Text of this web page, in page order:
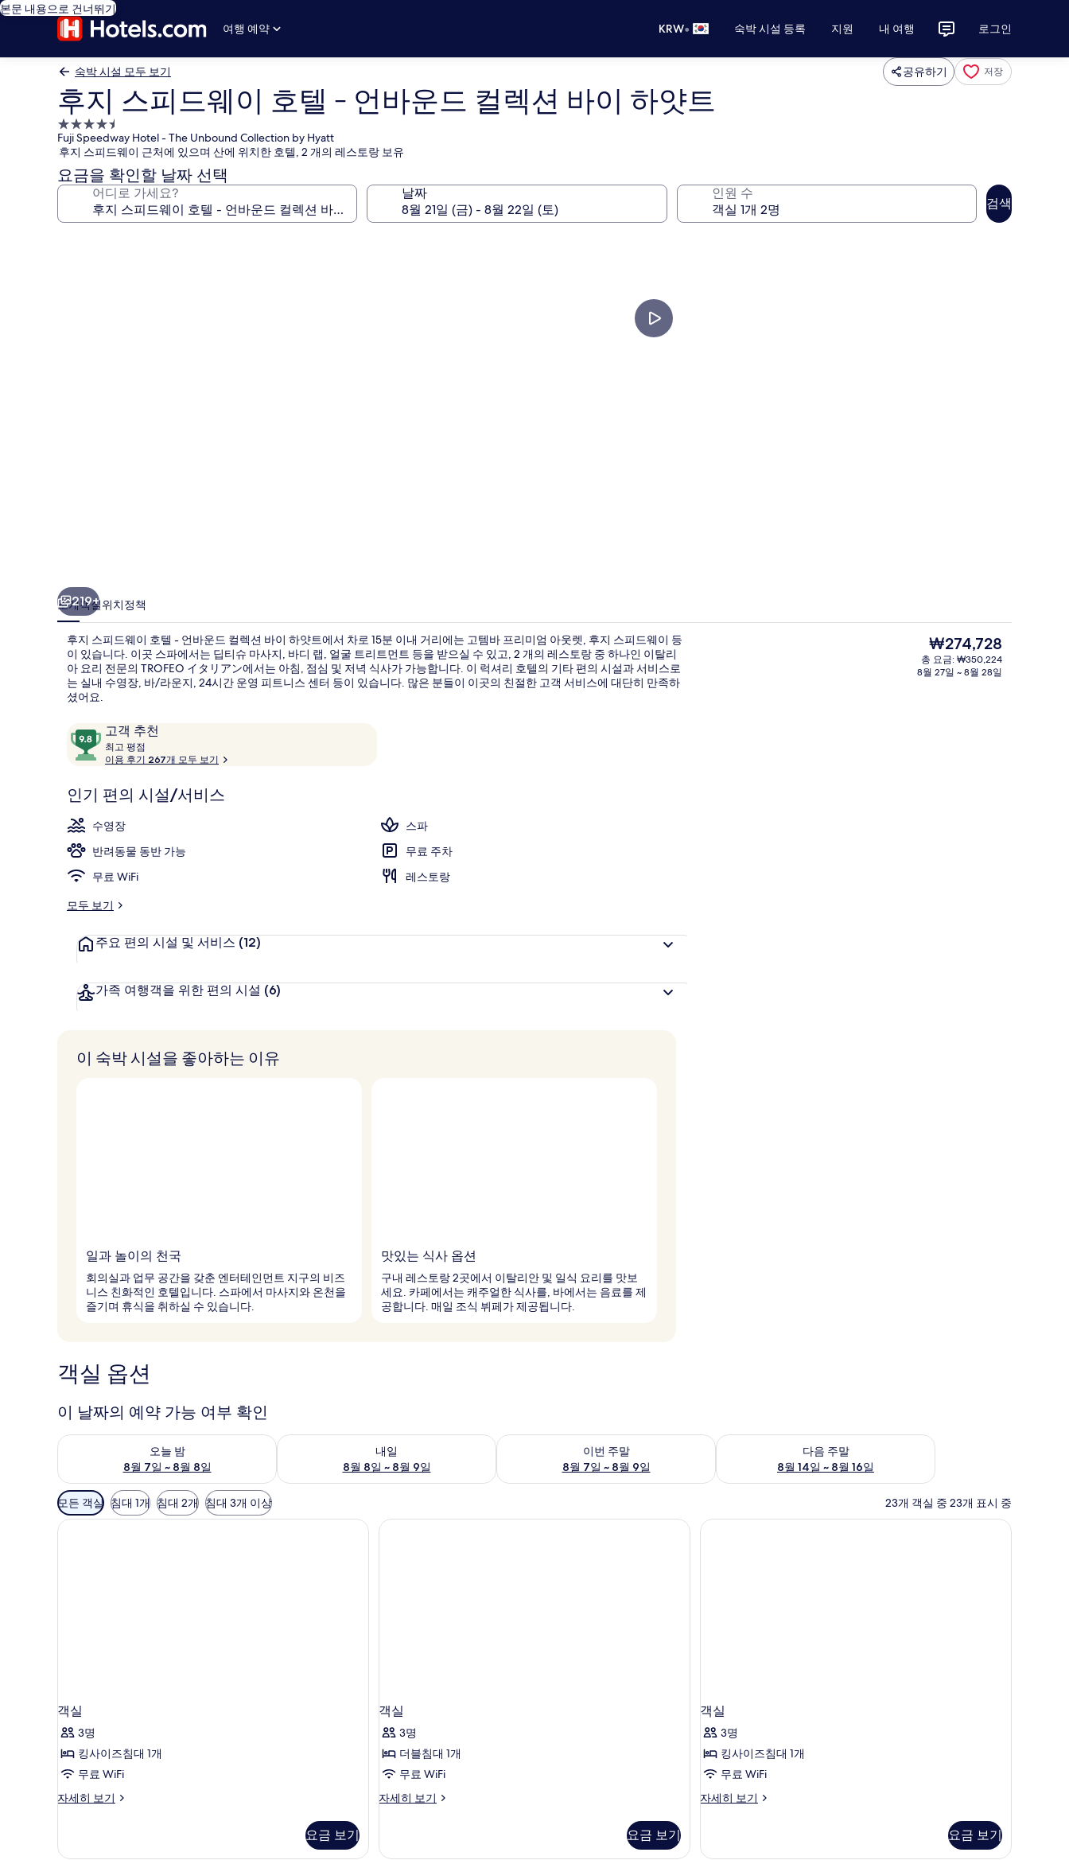
본문 내용으로 건너뛰기
여행 예약
KRW• 숙박 시설 등록 지원 내 여행 로그인
숙박 시설 모두 보기 공유하기 저장
후지 스피드웨이 호텔 - 언바운드 컬렉션 바이 하얏트
4.5
성
급
숙
박
Fuji Speedway Hotel - The Unbound Collection by Hyatt
후지 스피드웨이 근처에 있으며 산에 위치한 호텔, 2 개의 레스토랑 보유
요금을 확인할 날짜 선택
어디로 가세요? 날짜 인원 수
검색
컬
렉
션
바
이
얏
의
사
진
갤
러
객실에서 보이는 전망 디럭스룸, 싱글침대 2개, 코너 (Fuji
219+
소개객실위치정책
후지 스피드웨이 호텔 - 언바운드 컬렉션 바이 하얏트에서 차로 15분 이내 거리에는 고템바 프리미엄 아웃렛, 후지 스피드웨이 등
이 있습니다. 이곳 스파에서는 딥티슈 마사지, 바디 랩, 얼굴 트리트먼트 등을 받으실 수 있고, 2 개의 레스토랑 중 하나인 이탈리
아 요리 전문의 TROFEO イタリアン에서는 아침, 점심 및 저녁 식사가 가능합니다. 이 럭셔리 호텔의 기타 편의 시설과 서비스로
는 실내 수영장, 바/라운지, 24시간 운영 피트니스 센터 등이 있습니다. 많은 분들이 이곳의 친절한 고객 서비스에 대단히 만족하
셨어요.
이
용
후
고객 추천
10
점
만
중
9.8
점,
고
객
추
천
최고 평점
고
평
점
이용 후기 267개 모두 보기
인기 편의 시설/서비스
수영장
스파
반려동물 동반 가능
무료 주차
무료 WiFi
레스토랑
모두 보기
주요 편의 시설 및 서비스 (12)
가족 여행객을 위한 편의 시설 (6)
현
재
가
₩274,728
총 요금: ₩350,224
8월 27일 ~ 8월 28일
이 숙박 시설을 좋아하는 이유
일과 놀이의 천국
회의실과 업무 공간을 갖춘 엔터테인먼트 지구의 비즈
니스 친화적인 호텔입니다. 스파에서 마사지와 온천을
즐기며 휴식을 취하실 수 있습니다.
맛있는 식사 옵션
구내 레스토랑 2곳에서 이탈리안 및 일식 요리를 맛보
세요. 카페에서는 캐주얼한 식사를, 바에서는 음료를 제
공합니다. 매일 조식 뷔페가 제공됩니다.
객실 옵션
이 날짜의 예약 가능 여부 확인
오늘 밤
8월 7일 ~ 8월 8일
오늘 밤 예약 가능 여부 확인, 8월 7일 ~ 8월 8일
내일
8월 8일 ~ 8월 9일
내일 예약 가능 여부 확인, 8월 8일 ~ 8월 9일
이번 주말
8월 7일 ~ 8월 9일
이번 주말 예약 가능 여부 확인, 8월 7일 ~ 8월 9일
다음 주말
8월 14일 ~ 8월 16일
다음 주말 예약 가능 여부 확인, 8월 14일 ~ 8월 16일
객
실
에
모든 객실 침대 1개 침대 2개 침대 3개 이상 23개 객실 중 23개 표시 중
객실
3명
킹사이즈침대 1개
무료 WiFi
자세히 보기
객
히
요금 보기
객실
3명
더블침대 1개
무료 WiFi
자세히 보기
객
히
요금 보기
객실
3명
킹사이즈침대 1개
무료 WiFi
자세히 보기
객
히
요금 보기